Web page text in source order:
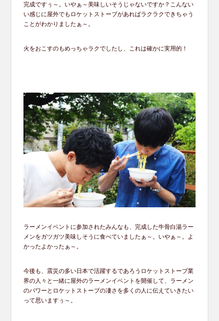
完成ですぅ～。いやぁ～美味しいそうじゃないですか？こんない
い感じに屋外でもロケットストーブがあればラクラクできちゃう
ことがわかりましたぁ～。
火をおこすのもめっちゃラクでしたし、これは確かに実用的！
ラーメンイベントに参加されたみんなも、完成した牛骨白湯ラー
メンをガツガツ美味しそうに食べていましたぁ～。いやぁ～。よ
かったよかったぁ～。
今後も、震災の多い日本で活躍するであろうロケットストーブ業
界の人々と一緒に屋外のラーメンイベントを開催して、ラーメン
のパワーとロケットストーブの凄さを多くの人に伝えていきたい
って思いますぅ～。